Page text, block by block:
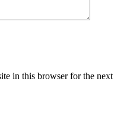
in this browser for the next